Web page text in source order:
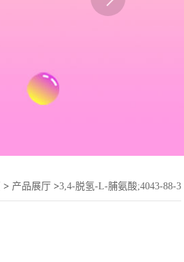
> 产品展厅 >3,4-脱氢-L-脯氨酸;4043-88-3